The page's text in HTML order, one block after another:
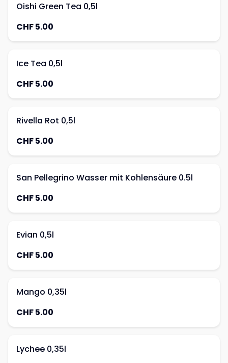
Oishi Green Tea 0,5l
CHF 5.00
Ice Tea 0,5l
CHF 5.00
Rivella Rot 0,5l
CHF 5.00
San Pellegrino Wasser mit Kohlensäure 0.5l
CHF 5.00
Evian 0,5l
CHF 5.00
Mango 0,35l
CHF 5.00
Lychee 0,35l